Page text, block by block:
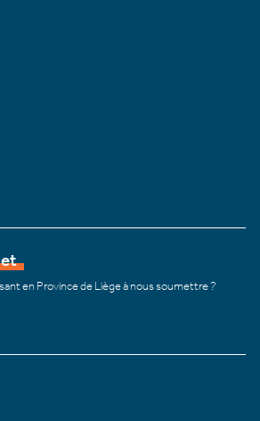
en Province de Liège à nous soumettre ?